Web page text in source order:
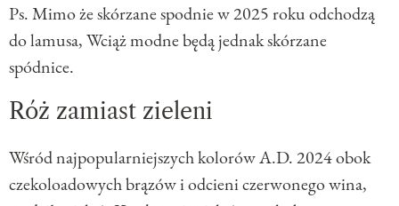
Ps. Mimo że skórzane spodnie w 2025 roku odchodzą
do lamusa, Wciąż modne będą jednak skórzane
spódnice.
Róż zamiast zieleni
Wśród najpopularniejszych kolorów A.D. 2024 obok
czekoloadowych brązów i odcieni czerwonego wina,